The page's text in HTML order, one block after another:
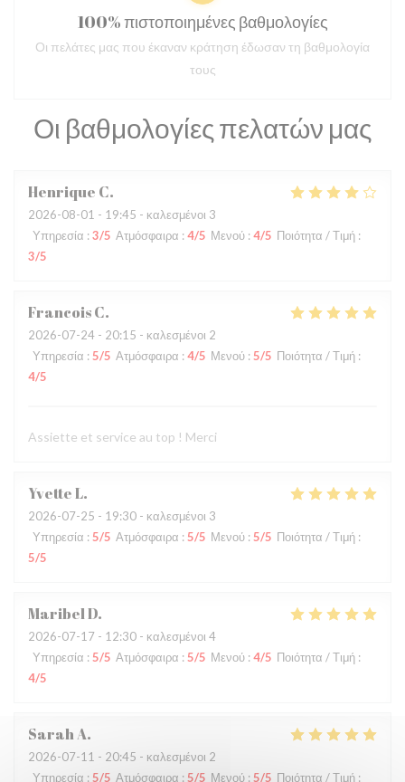
Οι βαθμολογίες πελατών μας
Henrique C
2026-08-01 - 19:45 - καλεσμένοι 3
Υπηρεσία : 3/5 Ατμόσφαιρα : 4/5 Μενού : 4/5 Ποιότητα / Τιμή :
3/5
FrancoisC
2026-07-24 - 20:15 - καλεσμένοι 2
Υπηρεσία : 5/5 Ατμόσφαιρα : 4/5 Μενού : 5/5 Ποιότητα / Τιμή :
4/5
Assiette et service au top ! Merci
YvetteL
2026-07-25 - 19:30 - καλεσμένοι 3
Υπηρεσία : 5/5 Ατμόσφαιρα : 5/5 Μενού : 5/5 Ποιότητα / Τιμή :
5/5
MaribelD
2026-07-17 - 12:30 - καλεσμένοι 4
Υπηρεσία : 5/5 Ατμόσφαιρα : 5/5 Μενού : 4/5 Ποιότητα / Τιμή :
4/5
SarahA
2026-07-11 - 20:45 - καλεσμένοι 2
Υπηρεσία : 5/5 Ατμόσφαιρα : 5/5 Μενού : 5/5 Ποιότητα / Τιμή :
100% πιστοποιημένες βαθμολογίες
Οι πελάτες μας που έκαναν κράτηση έδωσαν τη βαθμολογία
τους